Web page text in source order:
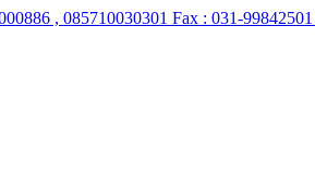
, 085710030301 Fax : 031-